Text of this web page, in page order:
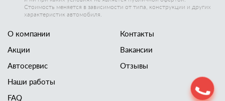
Стоимость меняется в зависимости от типа, конструкции и других
характеристик автомобиля.
О компании
Акции
Автосервис
Наши работы
Контакты
Вакансии
Отзывы
FAQ